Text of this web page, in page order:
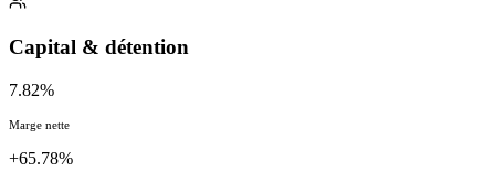
Capital & détention
7.82%
Marge nette
+65.78%